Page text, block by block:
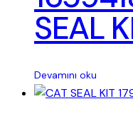
SEAL
Devamını oku